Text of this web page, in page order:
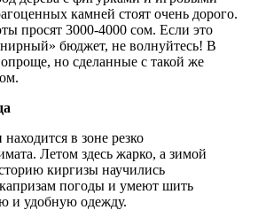
камней стоят очень дорого.
просят 3000-4000 сом. Если это
бюджет, не волнуйтесь! В
но сделанные с такой же
в зоне резко
Летом здесь жарко, а зимой
киргизы научились
погоды и умеют шить
и удобную одежду.